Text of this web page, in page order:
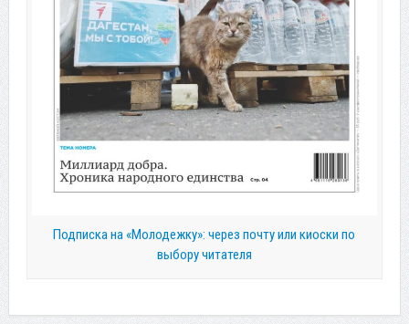
Подписка на «Молодежку»: через почту или киоски по
выбору читателя